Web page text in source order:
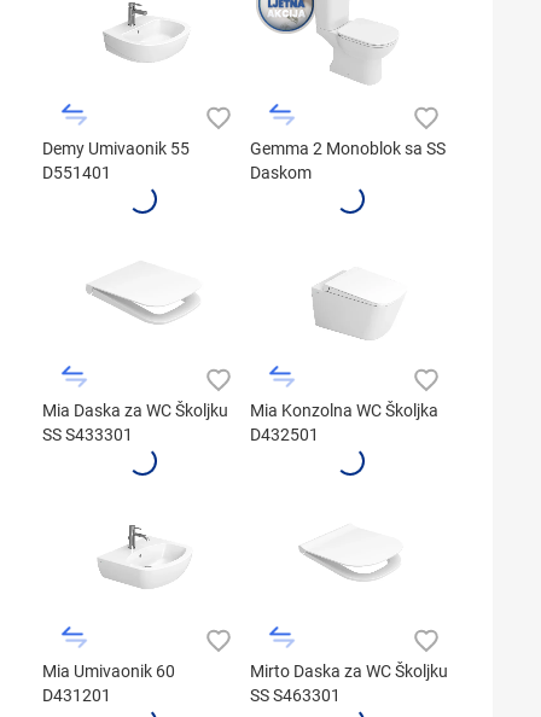
Demy Umivaonik 55
D551401
Gemma 2 Monoblok sa SS
Daskom
Mia Daska za WC Školjku
SS S433301
Mia Konzolna WC Školjka
D432501
Mia Umivaonik 60
D431201
Mirto Daska za WC Školjku
SS S463301